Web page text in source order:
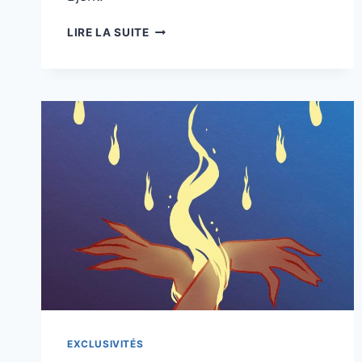
LIRE LA SUITE“FAÇADES”,
INTROSPECTIF
ENVOÛTANT
EXCLUSIVITÉS